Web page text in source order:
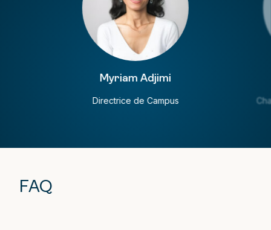
Myriam Adjimi
Directrice de Campus
FAQ